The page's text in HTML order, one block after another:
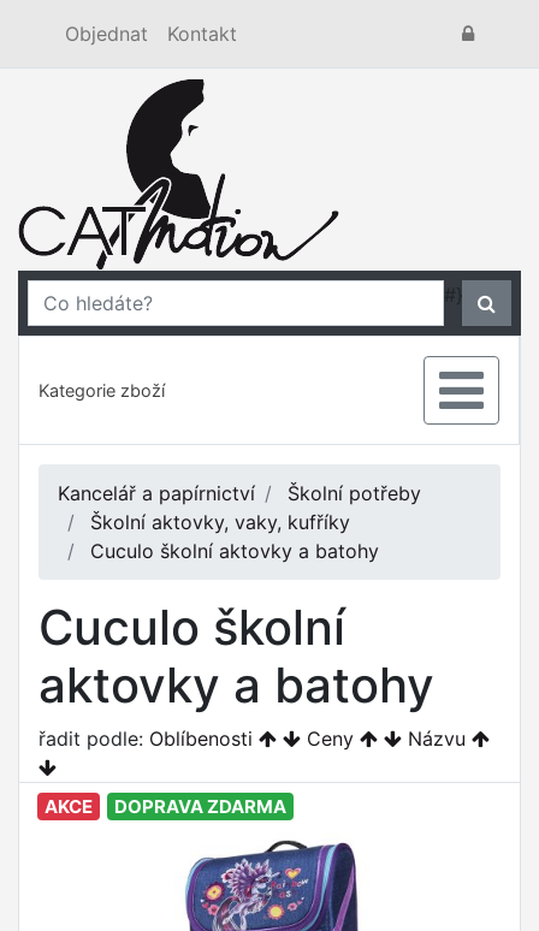
Objednat Kontakt
#}
Kategorie zboží
Kancelář a papírnictví
Školní potřeby
Školní aktovky, vaky, kufříky
Cuculo školní aktovky a batohy
Cuculo školní
aktovky a batohy
řadit podle: Oblíbenosti Ceny Názvu
AKCE DOPRAVA ZDARMA